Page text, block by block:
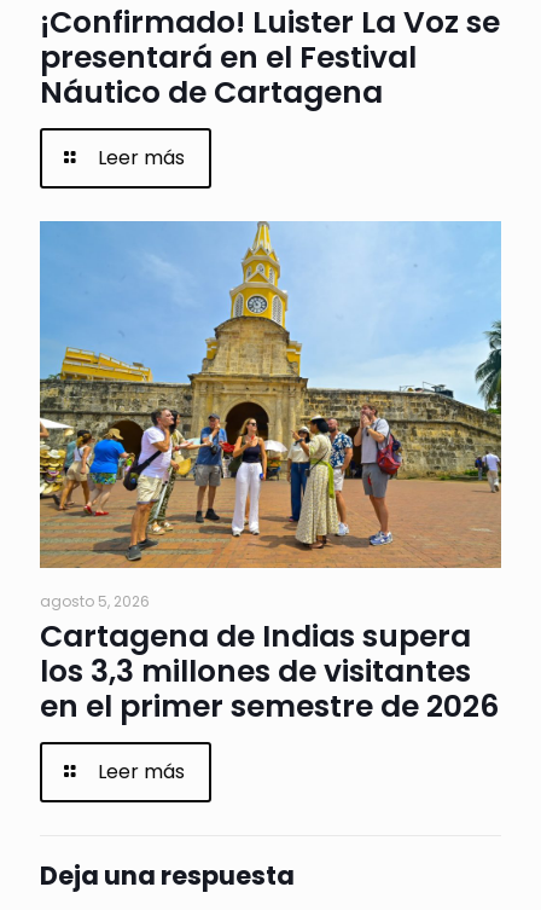
¡Confirmado! Luister La Voz se
presentará en el Festival
Náutico de Cartagena
Leer más
agosto 5, 2026
Cartagena de Indias supera
los 3,3 millones de visitantes
en el primer semestre de 2026
Leer más
Deja una respuesta